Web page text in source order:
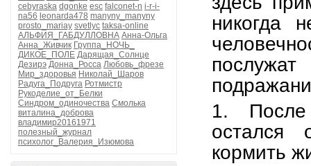
cebyraska dgonke esc falconet-n i-r-i-
na56 leonarda478 manyny_manyny
prosto_mariay svetlyc taksa-online
АЛЬФИЯ_ГАБДУЛЛОВНА Анна-Ольга
Анна_Живчик Группа_НОЧЬ_
ДИКОЕ_ПОЛЕ Дарящая_Солнце
Дезирэ Донна_Росса Любовь_фрезе
Мир_здоровья Николай_Шаров
Радуга_Подруга Ротмистр
Рукоделие_от_Белки
Синдром_одиночества Смолька
виталина_доброва
владимир20161971
полезный_журнал
психолог_Валерия_Изюмова
никогда
1.
остался
кормить